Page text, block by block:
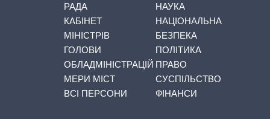
РАДА
КАБІНЕТ
МІНІСТРІВ
ГОЛОВИ
ОБЛАДМІНІСТРАЦІЙ
МЕРИ МІСТ
ВСІ ПЕРСОНИ
НАУКА
НАЦІОНАЛЬНА
БЕЗПЕКА
ПОЛІТИКА
ПРАВО
СУСПІЛЬСТВО
ФІНАНСИ